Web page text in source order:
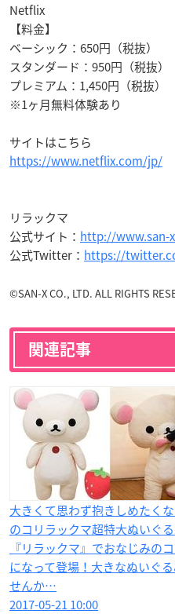
Netflix
【料金】
ベーシック：650円（税抜）
スタンダード：950円（税抜）
プレミアム：1,450円（税抜）
※1ヶ月無料体験あり
サイトはこちら
https://www.netflix.com/jp/
リラックマ
公式サイト： http://www.san-
公式Twitter： https://
©SAN-X CO., LTD. ALL RIGHTS
関連記事
大きくて思わず抱きしめたく
のコリラックマ超特大ぬいぐ
『リラックマ』でおなじみの
になって登場！大きなぬいぐ
せんか…
2017-05-21 10:00